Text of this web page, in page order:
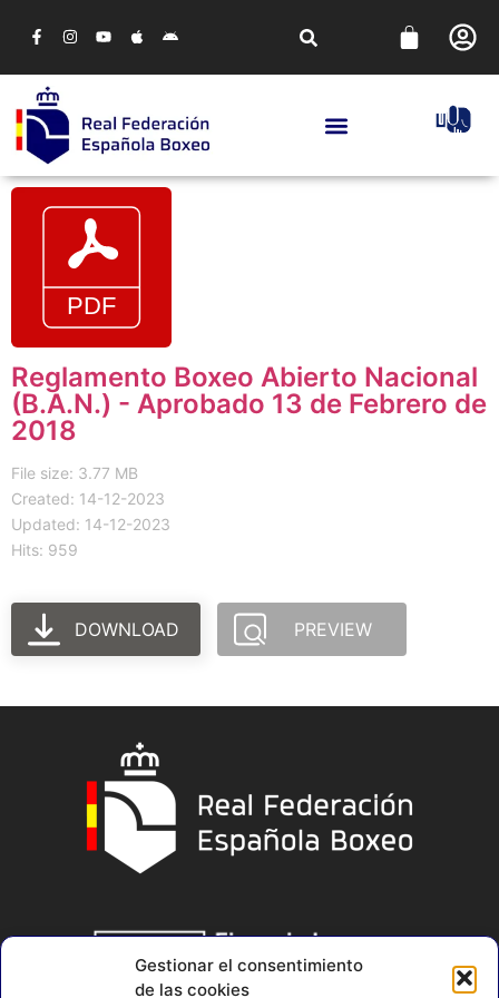
Gestionar el consentimiento
de las cookies
Reglamento Boxeo Abierto Nacional
(B.A.N.) - Aprobado 13 de Febrero de
2018
File size: 3.77 MB
Created: 14-12-2023
Updated: 14-12-2023
Hits: 959
DOWNLOAD PREVIEW